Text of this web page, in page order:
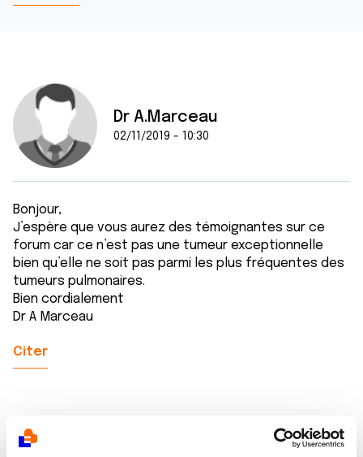
Dr A.Marceau
02/11/2019 - 10:30
Bonjour,
J’espère que vous aurez des témoignantes sur ce
forum car ce n’est pas une tumeur exceptionnelle
bien qu’elle ne soit pas parmi les plus fréquentes des
tumeurs pulmonaires.
Bien cordialement
Dr A Marceau
Citer